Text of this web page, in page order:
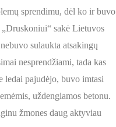
sprendimu, dėl ko ir buvo
sakė Lietuvos
sulaukta atsakingų
nesprendžiami, tada kas
ledai pajudėjo, buvo imtasi
uždengiamos betonu.
žmones daug aktyviau